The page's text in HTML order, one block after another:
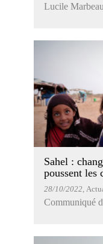
Lucile Marbeau
Sahel :
poussent les
28/10/2022 ,
Communiqué